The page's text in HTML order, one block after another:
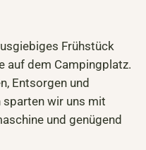
Frühstück
auf dem Campingplatz.
Entsorgen und
sparten wir uns mit
und genügend